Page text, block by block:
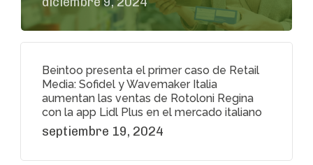
Beintoo presenta el primer caso de Retail
Media: Sofidel y Wavemaker Italia
aumentan las ventas de Rotoloni Regina
con la app Lidl Plus en el mercado italiano
septiembre 19, 2024